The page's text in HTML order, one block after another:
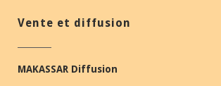
Vente et diffusion
MAKASSAR Diffusion